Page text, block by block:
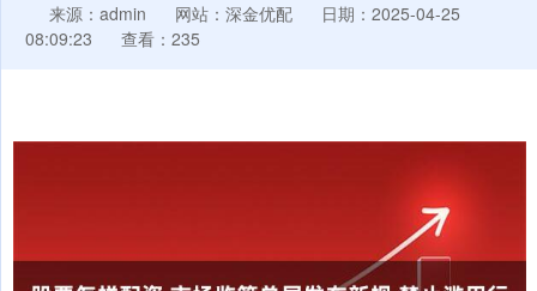
来源：admin 网站：深金优配
日期：2025-04-25
08:09:23
查看：235